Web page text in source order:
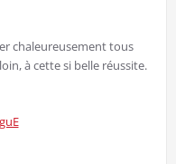
chaleureusement tous
à cette si belle réussite.